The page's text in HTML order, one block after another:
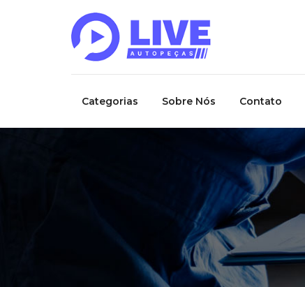
Categorias Sobre Nós Contato